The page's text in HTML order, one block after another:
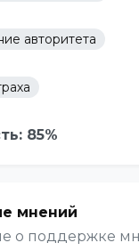
авторитета
85%
мнений
о поддержке